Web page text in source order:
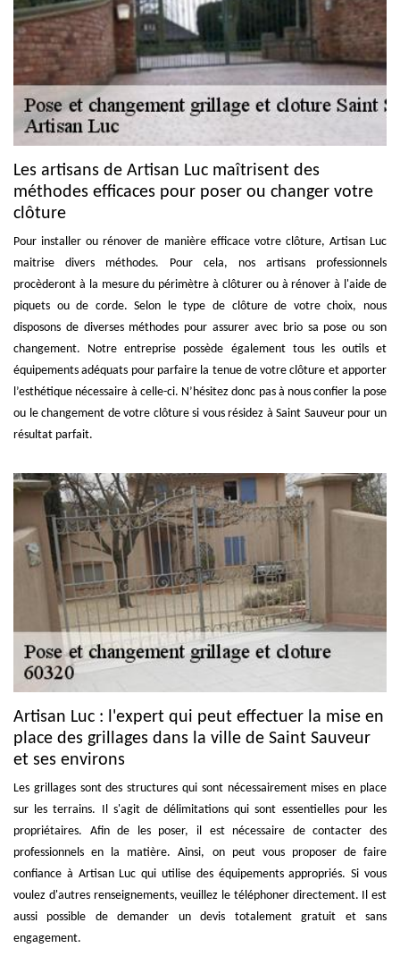
Les artisans de Artisan Luc maîtrisent des
méthodes efficaces pour poser ou changer votre
clôture
Pour installer ou rénover de manière efficace votre clôture, Artisan Luc
maitrise divers méthodes. Pour cela, nos artisans professionnels
procèderont à la mesure du périmètre à clôturer ou à rénover à l'aide de
piquets ou de corde. Selon le type de clôture de votre choix, nous
disposons de diverses méthodes pour assurer avec brio sa pose ou son
changement. Notre entreprise possède également tous les outils et
équipements adéquats pour parfaire la tenue de votre clôture et apporter
l’esthétique nécessaire à celle-ci. N’hésitez donc pas à nous confier la pose
ou le changement de votre clôture si vous résidez à Saint Sauveur pour un
résultat parfait.
Artisan Luc : l'expert qui peut effectuer la mise en
place des grillages dans la ville de Saint Sauveur
et ses environs
Les grillages sont des structures qui sont nécessairement mises en place
sur les terrains. Il s'agit de délimitations qui sont essentielles pour les
propriétaires. Afin de les poser, il est nécessaire de contacter des
professionnels en la matière. Ainsi, on peut vous proposer de faire
confiance à Artisan Luc qui utilise des équipements appropriés. Si vous
voulez d'autres renseignements, veuillez le téléphoner directement. Il est
aussi possible de demander un devis totalement gratuit et sans
engagement.